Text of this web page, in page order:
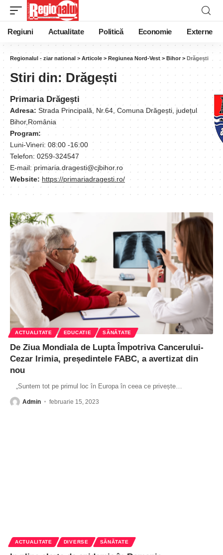
Regiuni Actualitate Politică Economie Externe
Regionalul - ziar national > Articole > Regiunea Nord-Vest > Bihor > Drăgești
Stiri din:Drăgești
Primaria Drăgești
Adresa: Strada Principală, Nr.64, Comuna Drăgești, județul
Bihor,România
Program:
Luni-Vineri: 08:00 -16:00
Telefon: 0259-324547
E-mail: primaria.dragesti@cjbihor.ro
Website: https://primariadragesti.ro/
ACTUALITATE EDUCATIE SĂNĂTATE
De Ziua Mondiala de Lupta Împotriva Cancerului-
Cezar Irimia, președintele FABC, a avertizat din
nou
„Suntem tot pe primul loc în Europa în ceea ce privește
Admin februarie 15, 2023
ACTUALITATE DIVERSE SĂNĂTATE